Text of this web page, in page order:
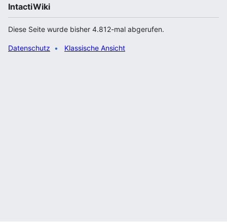
IntactiWiki
Diese Seite wurde bisher 4.812-mal abgerufen.
Datenschutz Klassische Ansicht